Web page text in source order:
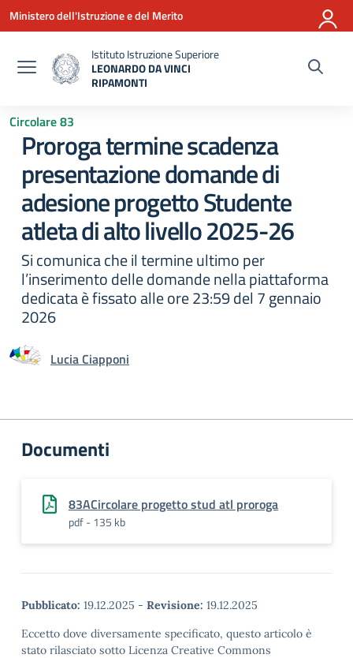
Vai ai contenuti
Vai al menu di navigazione
Vai al footer
Ministero dell'Istruzione e del Merito
Istituto Istruzione Superiore
LEONARDO DA VINCI
RIPAMONTI
Circolare 83
Proroga termine scadenza
presentazione domande di
adesione progetto Studente
atleta di alto livello 2025-26
Si comunica che il termine ultimo per
l’inserimento delle domande nella piattaforma
dedicata è fissato alle ore 23:59 del 7 gennaio
2026
Lucia Ciapponi
Documenti
83ACircolare progetto stud atl proroga
pdf - 135 kb
Pubblicato: 19.12.2025 - Revisione: 19.12.2025
Eccetto dove diversamente specificato, questo articolo è
stato rilasciato sotto Licenza Creative Commons